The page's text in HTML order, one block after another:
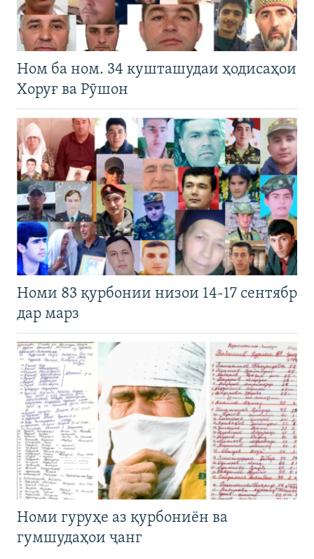
Ном ба ном. 34 кушташудаи ҳодисаҳои
Хоруғ ва Рӯшон
Номи 83 қурбонии низои 14-17 сентябр
дар марз
Номи гуруҳе аз қурбониён ва
гумшудаҳои ҷанг